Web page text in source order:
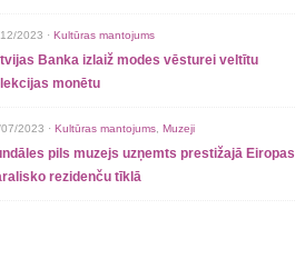
2023 · Kultūras mantojums
Banka izlaiž modes vēsturei veltītu
monētu
2023 · Kultūras mantojums Muzeji
pils muzejs uzņemts prestižajā Eiropas
rezidenču tīklā